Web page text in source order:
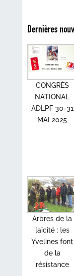
Dernières
CONGRÈS
NATIONAL
ADLPF 30-31
MAI 2025
Arbres de la
laïcité : les
Yvelines font
de la
résistance